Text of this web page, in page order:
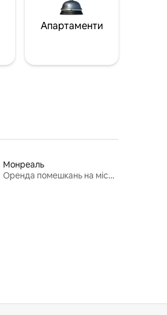
Апартаменти
Монреаль
Оренда помешкань на місяць